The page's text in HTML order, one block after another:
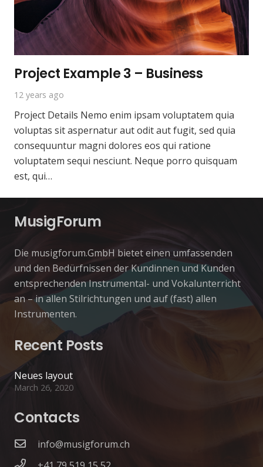
Project Example 3 – Business
12 years ago
Project Details Nemo enim ipsam voluptatem quia
voluptas sit aspernatur aut odit aut fugit, sed quia
consequuntur magni dolores eos qui ratione
voluptatem sequi nesciunt. Neque porro quisquam
est, qui…
MusigForum
Die musigforum.GmbH bietet einen umfassenden
und den Bedürfnissen der Kundinnen und Kunden
entsprechenden Instrumental- und Vokalunterricht
an – in allen Stilrichtungen und auf (fast) allen
Instrumenten.
Recent Posts
Neues layout
March 26, 2020
Contacts
info@musigforum.ch